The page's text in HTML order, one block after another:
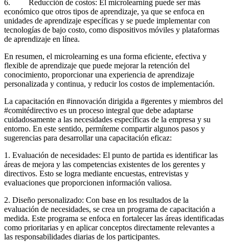
6. Reducción de costos: El microlearning puede ser más
económico que otros tipos de aprendizaje, ya que se enfoca en
unidades de aprendizaje específicas y se puede implementar con
tecnologías de bajo costo, como dispositivos móviles y plataformas
de aprendizaje en línea.
En resumen, el microlearning es una forma eficiente, efectiva y
flexible de aprendizaje que puede mejorar la retención del
conocimiento, proporcionar una experiencia de aprendizaje
personalizada y continua, y reducir los costos de implementación.
La capacitación en #innovación dirigida a #gerentes y miembros del
#comitédirectivo es un proceso integral que debe adaptarse
cuidadosamente a las necesidades específicas de la empresa y su
entorno. En este sentido, permíteme compartir algunos pasos y
sugerencias para desarrollar una capacitación eficaz:
1. Evaluación de necesidades: El punto de partida es identificar las
áreas de mejora y las competencias existentes de los gerentes y
directivos. Esto se logra mediante encuestas, entrevistas y
evaluaciones que proporcionen información valiosa.
2. Diseño personalizado: Con base en los resultados de la
evaluación de necesidades, se crea un programa de capacitación a
medida. Este programa se enfoca en fortalecer las áreas identificadas
como prioritarias y en aplicar conceptos directamente relevantes a
las responsabilidades diarias de los participantes.